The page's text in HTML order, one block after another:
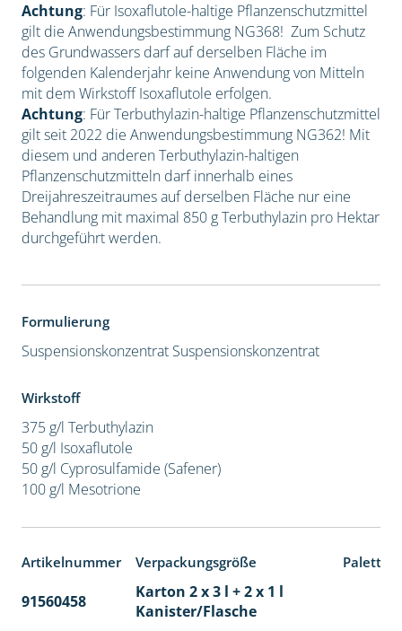
Achtung: Für Isoxaflutole-haltige Pflanzenschutzmittel
gilt die Anwendungsbestimmung NG368! Zum Schutz
des Grundwassers darf auf derselben Fläche im
folgenden Kalenderjahr keine Anwendung von Mitteln
mit dem Wirkstoff Isoxaflutole erfolgen.
Achtung: Für Terbuthylazin-haltige Pflanzenschutzmittel
gilt seit 2022 die Anwendungsbestimmung NG362! Mit
diesem und anderen Terbuthylazin-haltigen
Pflanzenschutzmitteln darf innerhalb eines
Dreijahreszeitraumes auf derselben Fläche nur eine
Behandlung mit maximal 850 g Terbuthylazin pro Hektar
durchgeführt werden.
Formulierung
Suspensionskonzentrat Suspensionskonzentrat
Wirkstoff
375 g/l Terbuthylazin
50 g/l Isoxaflutole
50 g/l Cyprosulfamide (Safener)
100 g/l Mesotrione
Artikelnummer Verpackungsgröße
91560458
Karton 2 x 3 l + 2 x 1 l
Kanister/Flasche